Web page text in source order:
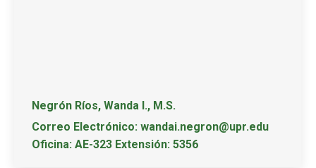
Negrón Ríos, Wanda I., M.S.
Correo Electrónico: wandai.negron@upr.edu
Oficina: AE-323 Extensión: 5356